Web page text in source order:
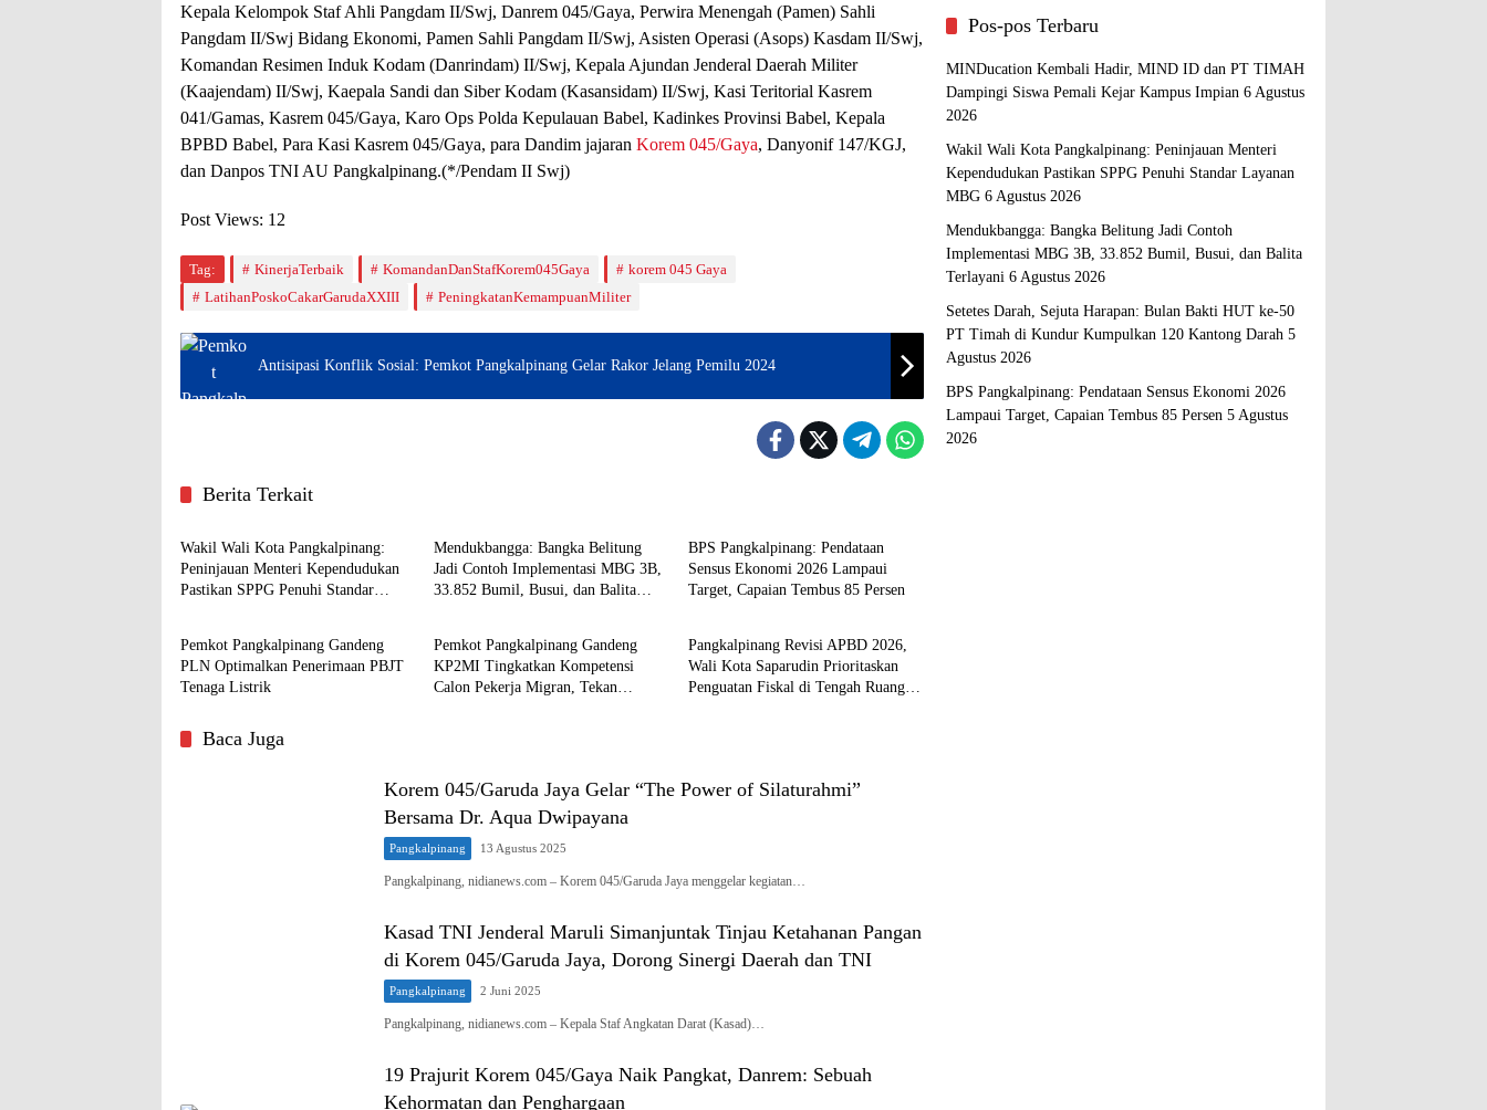
Kepala Kelompok Staf Ahli Pangdam II/Swj, Danrem 045/Gaya, Perwira Menengah (Pamen) Sahli
Pangdam II/Swj Bidang Ekonomi, Pamen Sahli Pangdam II/Swj, Asisten Operasi (Asops) Kasdam II/Swj,
Komandan Resimen Induk Kodam (Danrindam) II/Swj, Kepala Ajundan Jenderal Daerah Militer
(Kaajendam) II/Swj, Kaepala Sandi dan Siber Kodam (Kasansidam) II/Swj, Kasi Teritorial Kasrem
041/Gamas, Kasrem 045/Gaya, Karo Ops Polda Kepulauan Babel, Kadinkes Provinsi Babel, Kepala
BPBD Babel, Para Kasi Kasrem 045/Gaya, para Dandim jajaran Korem 045/Gaya, Danyonif 147/KGJ,
dan Danpos TNI AU Pangkalpinang.(*/Pendam II Swj)
Post Views: 12
Tag: KinerjaTerbaik KomandanDanStafKorem045Gaya
korem 045 Gaya
LatihanPoskoCakarGarudaXXIII
PeningkatanKemampuanMiliter
Antisipasi Konflik Sosial: Pemkot Pangkalpinang Gelar Rakor Jelang Pemilu 2024
Berita Terkait
Pangkalpinang
Wakil Wali Kota Pangkalpinang:
Peninjauan Menteri Kependudukan
Pastikan SPPG Penuhi Standar
Mendukbangga: Bangka Belitung
Jadi Contoh Implementasi MBG 3B,
33.852 Bumil, Busui, dan Balita
BPS Pangkalpinang: Pendataan
Sensus Ekonomi 2026 Lampaui
Target, Capaian Tembus 85 Persen
Pemkot Pangkalpinang Gandeng
PLN Optimalkan Penerimaan PBJT
Tenaga Listrik
Pangkalpinang
Pemkot Pangkalpinang Gandeng
KP2MI Tingkatkan Kompetensi
Calon Pekerja Migran, Tekan
Pangkalpinang
Pangkalpinang Revisi APBD 2026,
Wali Kota Saparudin Prioritaskan
Penguatan Fiskal di Tengah Ruang
Baca Juga
Korem 045/Garuda Jaya Gelar “The Power of Silaturahmi”
Bersama Dr. Aqua Dwipayana
Pangkalpinang 13 Agustus 2025
Pangkalpinang, nidianews.com – Korem 045/Garuda Jaya menggelar kegiatan…
Kasad TNI Jenderal Maruli Simanjuntak Tinjau Ketahanan Pangan
di Korem 045/Garuda Jaya, Dorong Sinergi Daerah dan TNI
Pangkalpinang 2 Juni 2025
Pangkalpinang, nidianews.com – Kepala Staf Angkatan Darat (Kasad)…
19 Prajurit Korem 045/Gaya Naik Pangkat, Danrem: Sebuah
Kehormatan dan Penghargaan
Pos-pos Terbaru
MINDucation Kembali Hadir, MIND ID dan PT TIMAH
Dampingi Siswa Pemali Kejar Kampus Impian 6 Agustus
2026
Wakil Wali Kota Pangkalpinang: Peninjauan Menteri
Kependudukan Pastikan SPPG Penuhi Standar Layanan
MBG 6 Agustus 2026
Mendukbangga: Bangka Belitung Jadi Contoh
Implementasi MBG 3B, 33.852 Bumil, Busui, dan Balita
Terlayani 6 Agustus 2026
Setetes Darah, Sejuta Harapan: Bulan Bakti HUT ke-50
PT Timah di Kundur Kumpulkan 120 Kantong Darah 5
Agustus 2026
BPS Pangkalpinang: Pendataan Sensus Ekonomi 2026
Lampaui Target, Capaian Tembus 85 Persen 5 Agustus
2026